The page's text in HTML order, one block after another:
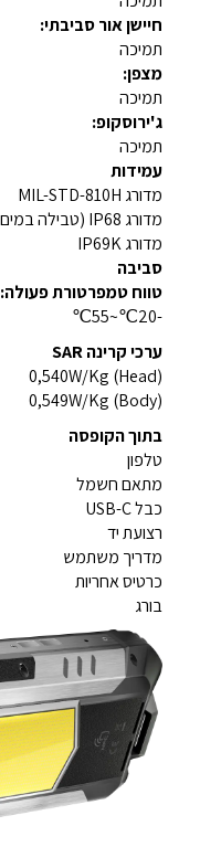
חיישן אור סביבתי:
תמיכה
מצפן:
תמיכה
ג'ירוסקופ:
תמיכה
עמידות
מדורג MIL-STD-810H
מדורג IP68 (טבילה במים בעומק 1.5 מטר עד 30 דקות)
מדורג IP69K
סביבה
טווח טמפרטורת פעולה:
-20℃~55℃
ערכי קרינה SAR
0,540W/Kg (Head)
0,549W/Kg (Body)
בתוך הקופסה
טלפון
מתאם חשמל
כבל USB-C
רצועת יד
מדריך משתמש
כרטיס אחריות
בורג